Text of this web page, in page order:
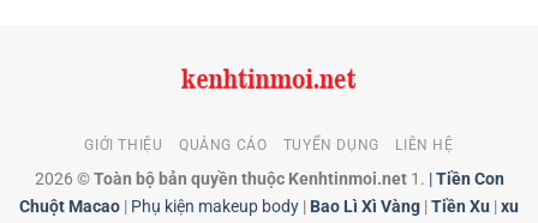
GIỚI THIỆU QUẢNG CÁO TUYỂN DỤNG LIÊN HỆ
2026 ©Toàn bộ bản quyền thuộc Kenhtinmoi.net1. |Tiền Con
Chuột Macao | Phụ kiện makeup body | Bao Lì Xì Vàng |Tiền Xu |xu